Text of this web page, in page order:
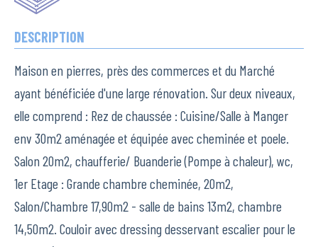
DESCRIPTION
Maison en pierres, près des commerces et du Marché
ayant bénéficiée d'une large rénovation. Sur deux niveaux,
elle comprend : Rez de chaussée : Cuisine/Salle à Manger
env 30m2 aménagée et équipée avec cheminée et poele.
Salon 20m2, chaufferie/ Buanderie (Pompe à chaleur), wc,
1er Etage : Grande chambre cheminée, 20m2,
Salon/Chambre 17,90m2 - salle de bains 13m2, chambre
14,50m2. Couloir avec dressing desservant escalier pour le